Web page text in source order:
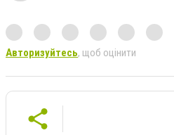
Авторизуйтесь, щоб оцінити